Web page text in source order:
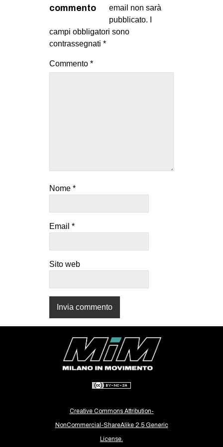
MILANO
MOBILITAZIONI
SPAZI
REPRESSIONE
STUDENTI
CULTURE
ARTE
RECENSIONI
INTERNAZIONALE
AFRICA
AMERICHE
ESTREMO ORIENTE
MEDIO ORIENTE
MONDO
commento
email non sarà
pubblicato.
campi obbligatori sono
contrassegnati *
Commento *
Nome *
Email *
Sito web
Creative Commons Attribution-
NonCommercial-ShareAlike 2.5 Generic
License.